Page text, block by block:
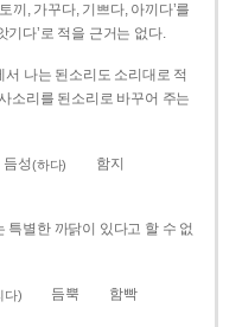
끼, 가꾸다, 기쁘다, 아끼다’를
기다’로 적을 근거는 없다.
서 나는 된소리도 소리대로 적
소리를 된소리로 바꾸어 주는
듬성(하다)
함지
특별한 까닭이 있다고 할 수 없
다) 듬뿍
함빡